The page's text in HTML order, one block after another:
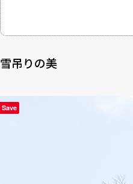
雪吊りの美
Save